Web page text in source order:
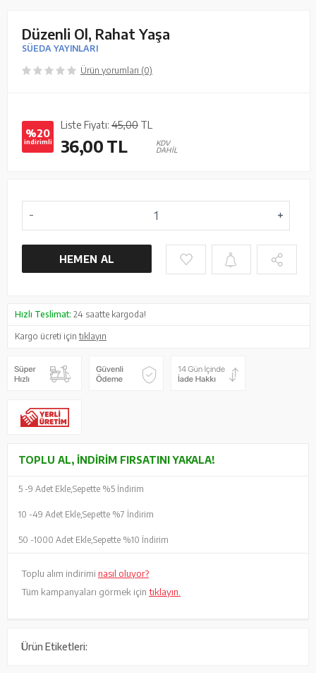
Düzenli Ol, Rahat Yaşa
SÜEDA YAYINLARI
Ürün yorumları (0)
%20
indirimli
Liste Fiyatı: 45,00 TL
36,00TL
KDV
DAHİL
HEMEN AL
Hızlı Teslimat: 24 saatte kargoda!
Kargo ücreti içintıklayın
TOPLU AL, İNDIRIM FIRSATINI YAKALA!
5 -9 Adet Ekle, Sepette %5 İndirim
10 -49 Adet Ekle, Sepette %7 İndirim
50 -1000 Adet Ekle, Sepette %10 İndirim
Toplu alım indirimi nasıl oluyor?
Tüm kampanyaları görmek için tıklayın.
Ürün Etiketleri: